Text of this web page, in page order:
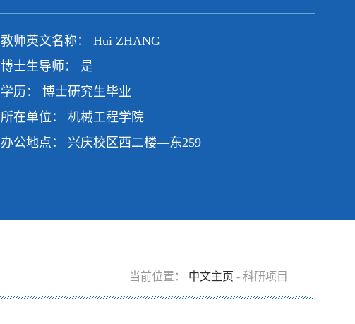
教师英文名称： Hui ZHANG
博士生导师： 是
学历： 博士研究生毕业
所在单位： 机械工程学院
办公地点： 兴庆校区西二楼—东259
当前位置： 中文主页 - 科研项目